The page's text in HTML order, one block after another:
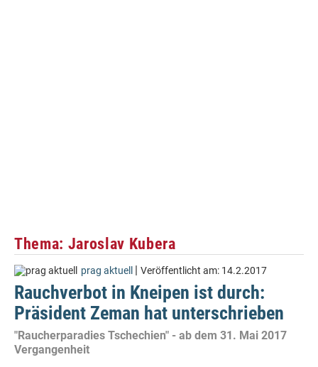
Thema: Jaroslav Kubera
prag aktuell | Veröffentlicht am: 14.2.2017
Rauchverbot in Kneipen ist durch:
Präsident Zeman hat unterschrieben
"Raucherparadies Tschechien" - ab dem 31. Mai 2017
Vergangenheit